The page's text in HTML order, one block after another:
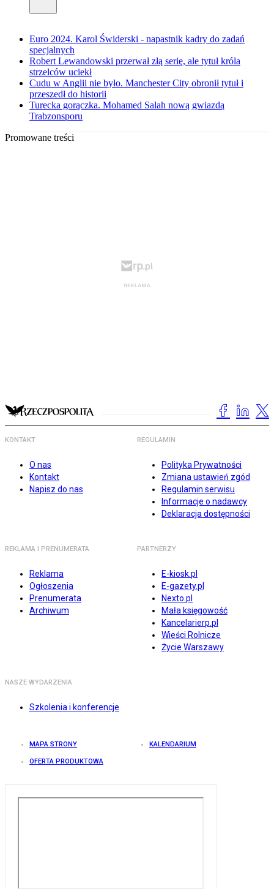
Euro 2024. Karol Świderski - napastnik kadry do zadań
specjalnych
Robert Lewandowski przerwał złą serię, ale tytuł króla
strzelców uciekł
Cudu w Anglii nie było. Manchester City obronił tytuł i
przeszedł do historii
Turecka gorączka. Mohamed Salah nową gwiazdą
Trabzonsporu
Promowane treści
KONTAKT
O nas
Kontakt
Napisz do nas
REGULAMIN
Polityka Prywatności
Zmiana ustawień zgód
Regulamin serwisu
Informacje o nadawcy
Deklaracja dostępności
REKLAMA I PRENUMERATA
Reklama
Ogłoszenia
Prenumerata
Archiwum
PARTNERZY
E-kiosk.pl
E-gazety.pl
Nexto.pl
Mała księgowość
Kancelarierp.pl
Wieści Rolnicze
Życie Warszawy
NASZE WYDARZENIA
Szkolenia i konferencje
MAPA STRONY KALENDARIUM
OFERTA PRODUKTOWA